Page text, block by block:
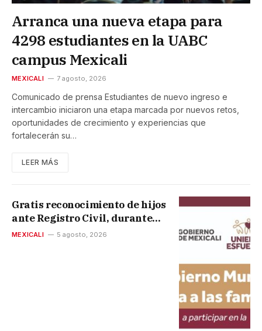
Arranca una nueva etapa para
4298 estudiantes en la UABC
campus Mexicali
MEXICALI 7 agosto, 2026
Comunicado de prensa Estudiantes de nuevo ingreso e
intercambio iniciaron una etapa marcada por nuevos retos,
oportunidades de crecimiento y experiencias que
fortalecerán su…
LEER MÁS
Gratis reconocimiento de hijos
ante Registro Civil, durante
todo agosto en Mexicali
MEXICALI 5 agosto, 2026